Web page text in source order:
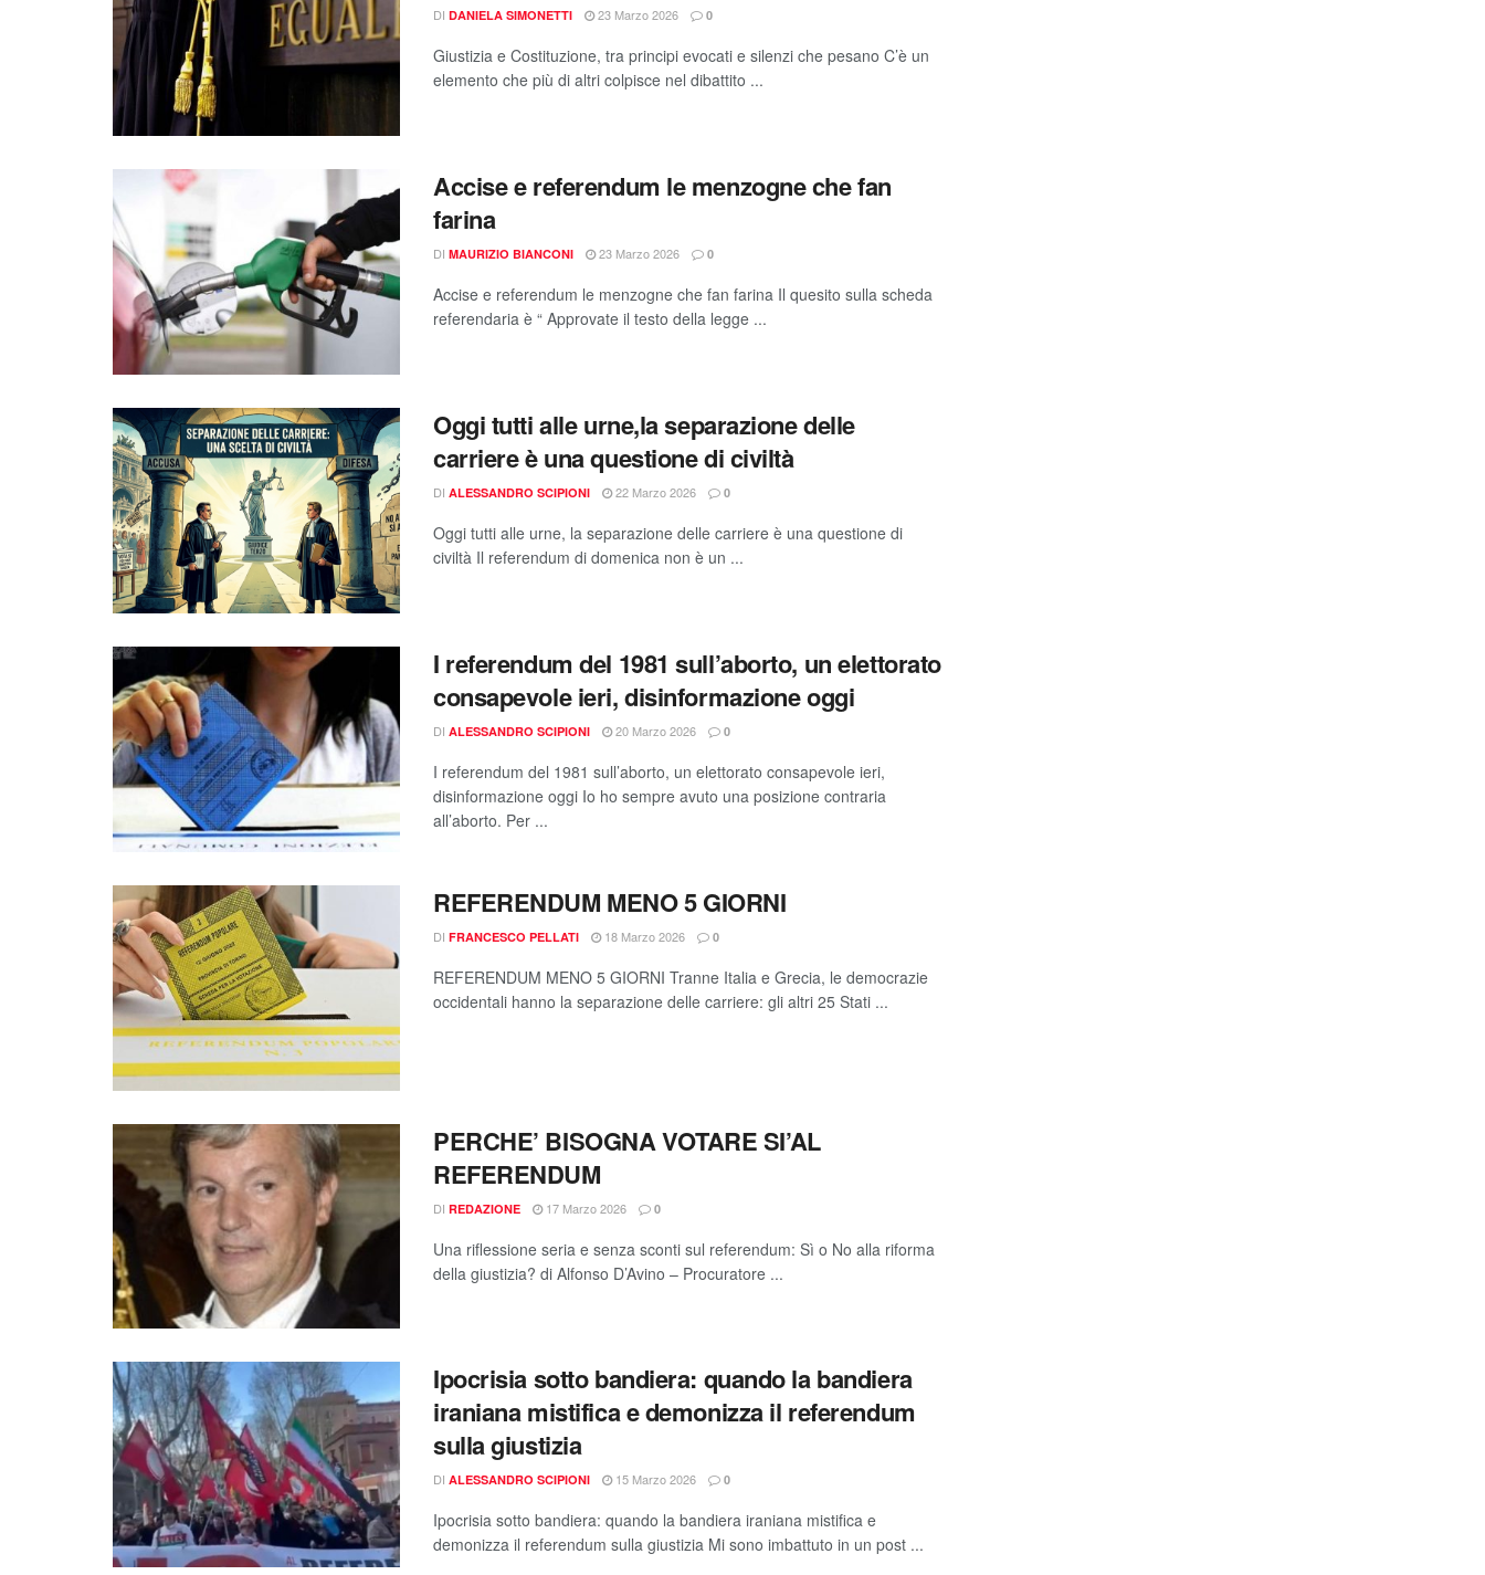
DI DANIELA SIMONETTI 23 Marzo 2026 0
Giustizia e Costituzione, tra principi evocati e silenzi che pesano C’è un
elemento che più di altri colpisce nel dibattito ...
Accise e referendum le menzogne che fan
farina
DI MAURIZIO BIANCONI 23 Marzo 2026 0
Accise e referendum le menzogne che fan farina Il quesito sulla scheda
referendaria è “ Approvate il testo della legge ...
Oggi tutti alle urne,la separazione delle
carriere è una questione di civiltà
DI ALESSANDRO SCIPIONI 22 Marzo 2026 0
Oggi tutti alle urne, la separazione delle carriere è una questione di
civiltà Il referendum di domenica non è un ...
I referendum del 1981 sull’aborto, un elettorato
consapevole ieri, disinformazione oggi
DI ALESSANDRO SCIPIONI 20 Marzo 2026 0
I referendum del 1981 sull’aborto, un elettorato consapevole ieri,
disinformazione oggi Io ho sempre avuto una posizione contraria
all’aborto. Per ...
REFERENDUM MENO 5 GIORNI
DI FRANCESCO PELLATI 18 Marzo 2026 0
REFERENDUM MENO 5 GIORNI Tranne Italia e Grecia, le democrazie
occidentali hanno la separazione delle carriere: gli altri 25 Stati ...
PERCHE’ BISOGNA VOTARE SI’AL
REFERENDUM
DI REDAZIONE 17 Marzo 2026 0
Una riflessione seria e senza sconti sul referendum: Sì o No alla riforma
della giustizia? di Alfonso D’Avino – Procuratore ...
Ipocrisia sotto bandiera: quando la bandiera
iraniana mistifica e demonizza il referendum
sulla giustizia
DI ALESSANDRO SCIPIONI 15 Marzo 2026 0
Ipocrisia sotto bandiera: quando la bandiera iraniana mistifica e
demonizza il referendum sulla giustizia Mi sono imbattuto in un post ...